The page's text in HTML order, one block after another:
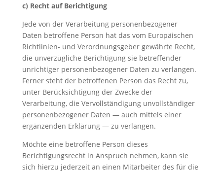
c) Recht auf Berichtigung
Jede von der Verarbeitung personenbezogener
Daten betroffene Person hat das vom Europäischen
Richtlinien- und Verordnungsgeber gewährte Recht,
die unverzügliche Berichtigung sie betreffender
unrichtiger personenbezogener Daten zu verlangen.
Ferner steht der betroffenen Person das Recht zu,
unter Berücksichtigung der Zwecke der
Verarbeitung, die Vervollständigung unvollständiger
personenbezogener Daten — auch mittels einer
ergänzenden Erklärung — zu verlangen.
Möchte eine betroffene Person dieses
Berichtigungsrecht in Anspruch nehmen, kann sie
sich hierzu jederzeit an einen Mitarbeiter des für die